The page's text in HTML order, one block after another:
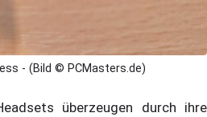
- (Bild © PCMasters.de)
überzeugen durch ihre